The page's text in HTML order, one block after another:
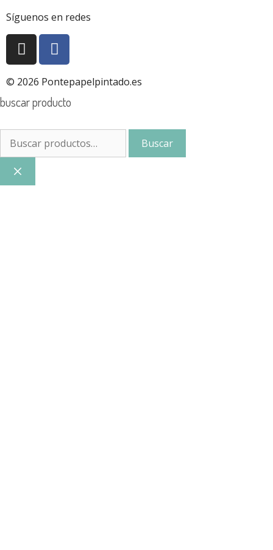
Síguenos en redes
© 2026 Pontepapelpintado.es
buscar producto
Buscar